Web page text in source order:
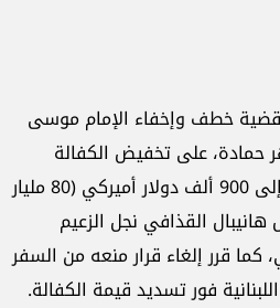
خطف وإخفاء الإمام موسى
حمادة، على تخفيض الكفالة
المالية من 11 مليون دولار إلى 900 ألف دولار أميركي (80 مليار
هانيبال القذافي نجل الزعيم
كما قرر إلغاء قرار منعه من السفر
فور تسديد قيمة الكفالة.